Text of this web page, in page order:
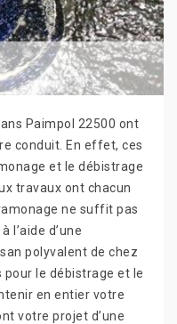
Paimpol 22500 ont
conduit. En effet, ces
et le débistrage
travaux ont chacun
ne suffit pas
l’aide d’une
polyvalent de chez
le débistrage et le
en entier votre
votre projet d’une